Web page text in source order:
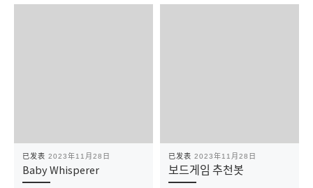
已发表 2023年11月28日
Baby Whisperer
已发表 2023年11月28日
보드게임 추천봇